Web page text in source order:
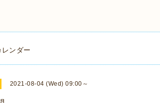
ンダー
2021-08-04 (Wed) 09:00～